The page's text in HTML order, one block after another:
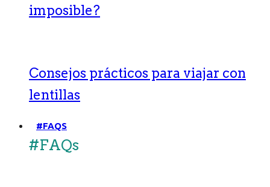
imposible?
Consejos prácticos para viajar con
lentillas
#FAQS
#FAQs